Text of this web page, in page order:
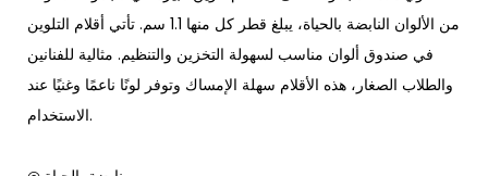
من الألوان النابضة بالحياة، يبلغ قطر كل منها 1.1 سم. تأتي أقلام التلوين
في صندوق ألوان مناسب لسهولة التخزين والتنظيم. مثالية للفنانين
والطلاب الصغار، هذه الأقلام سهلة الإمساك وتوفر لونًا ناعمًا وغنيًا عند
الاستخدام.